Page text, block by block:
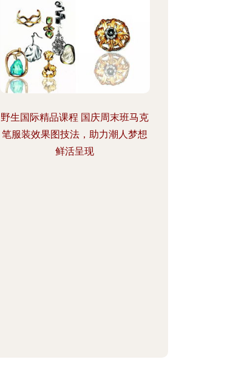
野生国际精品课程 国庆周末班马克
笔服装效果图技法，助力潮人梦想
鲜活呈现